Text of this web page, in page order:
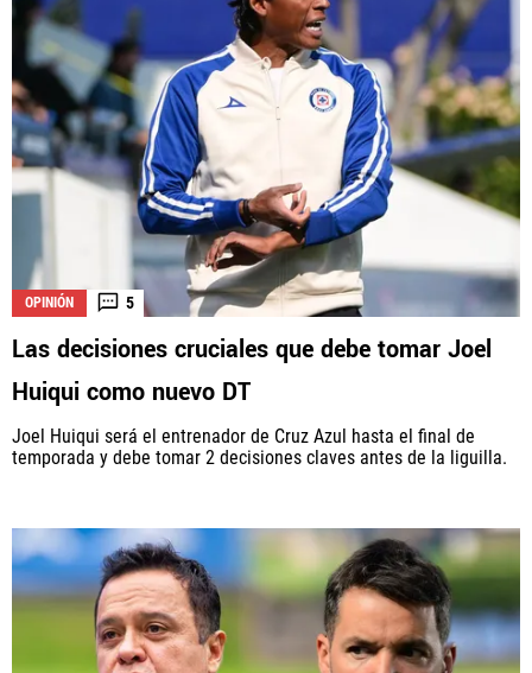
OPINIÓN 5
Las decisiones cruciales que debe tomar Joel
Huiqui como nuevo DT
Joel Huiqui será el entrenador de Cruz Azul hasta el final de
temporada y debe tomar 2 decisiones claves antes de la liguilla.